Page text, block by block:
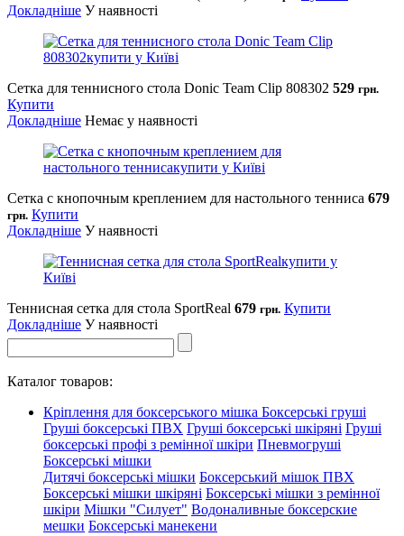
Докладніше У наявності
Сетка для теннисного стола Donic Team Clip 808302 529 грн.
Купити
Докладніше Немає у наявності
Сетка с кнопочным креплением для настольного тенниса 679
грн. Купити
Докладніше У наявності
Теннисная сетка для стола SportReal 679 грн. Купити
Докладніше У наявності
Каталог товаров:
Кріплення для боксерського мішка Боксерські груші
Груші боксерські ПВХ Груші боксерські шкіряні Груші
боксерські профі з ремінної шкіри Пневмогруші
Боксерські мішки
Дитячі боксерські мішки Боксерський мішок ПВХ
Боксерські мішки шкіряні Боксерські мішки з ремінної
шкіри Мішки "Силует" Водоналивные боксерские
мешки Боксерські манекени